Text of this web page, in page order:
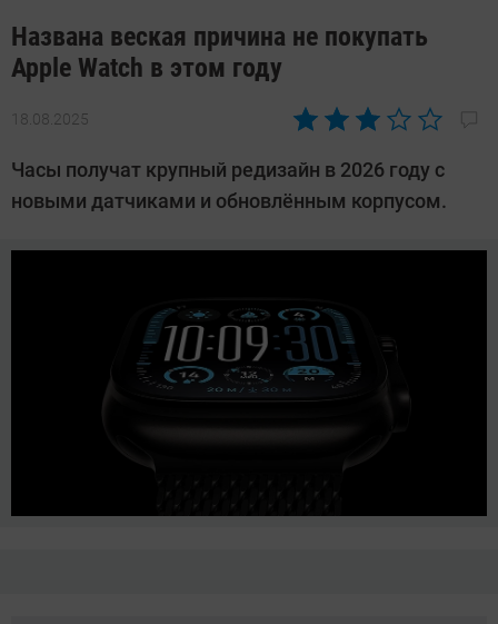
Названа веская причина не покупать
Apple Watch в этом году
18.08.2025
Автор:
Довлатова
Часы получат крупный редизайн в 2026 году с
новыми датчиками и обновлённым корпусом.